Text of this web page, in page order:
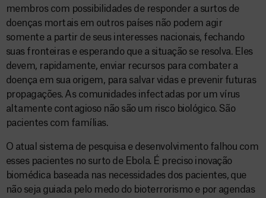
membros com possibilidades de responder a surtos de
doenças mortais em outros países não podem agir
somente a partir de seus interesses nacionais, fechando
suas fronteiras e esperando que a situação se resolva. Eles
devem, rapidamente, enviar recursos para combater a
doença em sua origem, para salvar vidas e prevenir futuras
propagações. As comunidades infectadas por um vírus
altamente contagioso não são um risco biológico. São
pacientes com famílias.
O atual sistema de pesquisa e desenvolvimento falhou com
esses pacientes no surto de Ebola. É preciso inovação
biomédica baseada nas necessidades dos pacientes, que
não seja guiada pelo medo do bioterrorismo e por agendas